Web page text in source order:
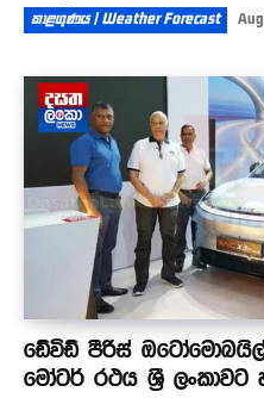
කාළගුණය | Weather Forecast
ඩේවිඩ් පීරිස්
මෝටර් රථය ශ්‍රී ලංකාවට